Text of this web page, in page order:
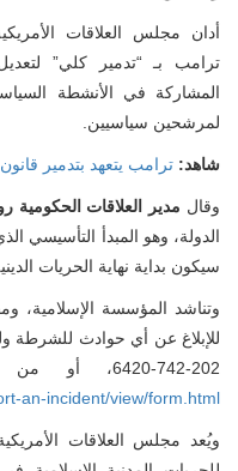
أدان مجلس العلاقات الأمريكية
ترامب بـ “تدمير كلي”
المشاركة في الأنشطة السياسية
لمرشحين سياسيين.
شاهد: ترامب يتعهد بتدمير
وقالمدير العلاقات الحكومية
الدولة، وهو المبدأ التأسيسي الذي
سيكون بداية نهاية الحريات الدينية
وتناشد المؤسسة الإسلامية،
للإبلاغ عن أي حوادث للشرطة
202-742-6420، أو من خلال تقديم بلاغ عن طريق:
an-incident/view/form.html
ويُعد مجلس العلاقات الأمريكية